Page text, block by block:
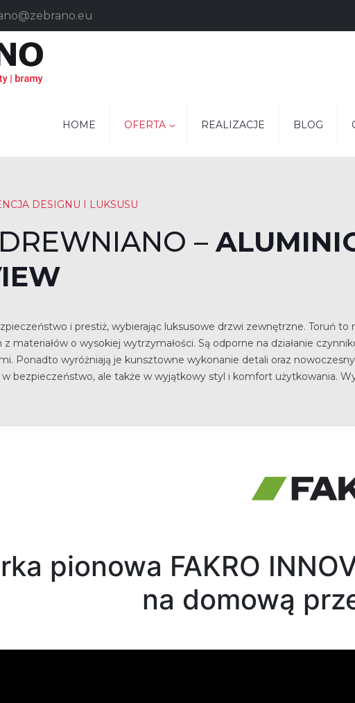
HOME OFERTA REALIZACJE BLOG
DESIGNU I LUKSUSU
–
i prestiż, wybierając luksusowe drzwi zewnętrzne. Toruń
materiałów o wysokiej wytrzymałości. Są odporne na działanie
Ponadto wyróżniają je kunsztowne wykonanie detali oraz
bezpieczeństwo, ale także w wyjątkowy styl i komfort użytkowania.